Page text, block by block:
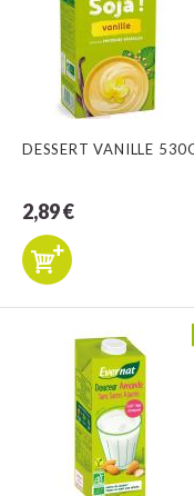
DESSERT VANILLE
2,89 €